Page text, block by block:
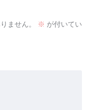
ません。 ※ が付いてい